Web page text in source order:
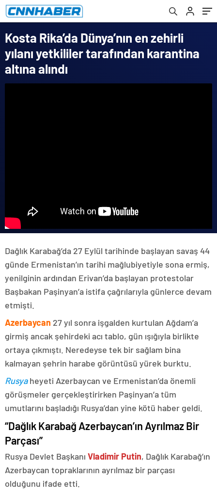
Kosta Rika’da Dünya’nın en zehirli
yılanı yetkililer tarafından karantina
altına alındı
Dağlık Karabağ’da 27 Eylül tarihinde başlayan savaş 44
günde Ermenistan’ın tarihi mağlubiyetiyle sona ermiş,
yenilginin ardından Erivan’da başlayan protestolar
Başbakan Paşinyan’a istifa çağrılarıyla günlerce devam
etmişti.
Azerbaycan 27 yıl sonra işgalden kurtulan Ağdam’a
girmiş ancak şehirdeki acı tablo, gün ışığıyla birlikte
ortaya çıkmıştı. Neredeyse tek bir sağlam bina
kalmayan şehrin harabe görüntüsü yürek burktu.
Rusyaheyeti Azerbaycan ve Ermenistan’da önemli
görüşmeler gerçekleştirirken Paşinyan’a tüm
umutlarını başladığı Rusya’dan yine kötü haber geldi.
“Dağlık Karabağ Azerbaycan’ın Ayrılmaz Bir
Parçası”
Rusya Devlet Başkanı Vladimir Putin, Dağlık Karabağ’ın
Azerbaycan topraklarının ayrılmaz bir parçası
olduğunu ifade etti.